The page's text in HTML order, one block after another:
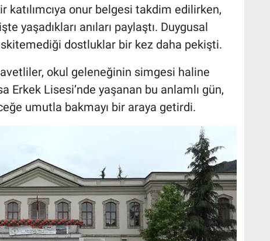
katılımcıya onur belgesi takdim edilirken,
yaşadıkları anıları paylaştı. Duygusal
dostluklar bir kez daha pekişti.
okul geleneğinin simgesi haline
Erkek Lisesi’nde yaşanan bu anlamlı gün,
umutla bakmayı bir araya getirdi.